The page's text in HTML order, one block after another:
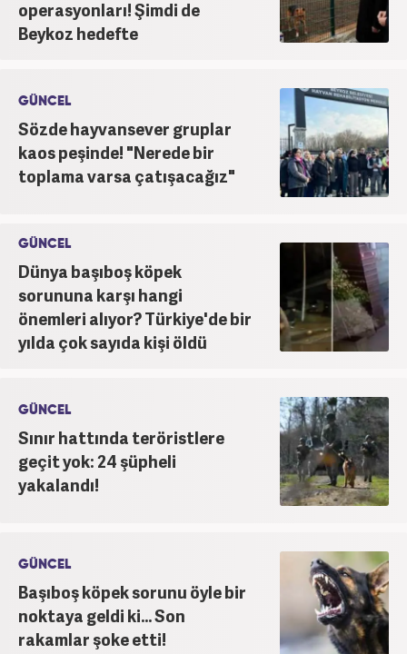
operasyonları! Şimdi de
Beykoz hedefte
GÜNCEL
Sözde hayvansever gruplar
kaos peşinde! "Nerede bir
toplama varsa çatışacağız"
GÜNCEL
Dünya başıboş köpek
sorununa karşı hangi
önemleri alıyor? Türkiye'de bir
yılda çok sayıda kişi öldü
GÜNCEL
Sınır hattında teröristlere
geçit yok: 24 şüpheli
yakalandı!
GÜNCEL
Başıboş köpek sorunu öyle bir
noktaya geldi ki... Son
rakamlar şoke etti!